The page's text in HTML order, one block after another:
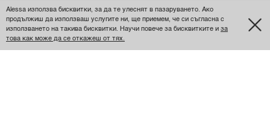
Ваня Игнатова Игнатова
Прекрасна
Alessa използва бисквитки, за да те улеснят в пазаруването. Ако
продължиш да използваш услугите ни, ще приемем, че си съгласна с
използването на такива бисквитки. Научи повече за бисквитките и за
това как може да се откажеш от тях.